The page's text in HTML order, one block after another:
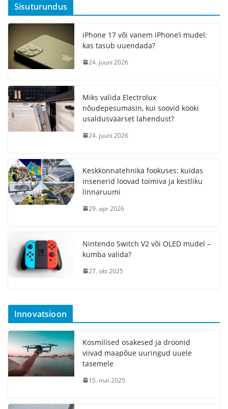
Sisuturundus
iPhone 17 või vanem iPhone’i mudel:
kas tasub uuendada?
24. juuni 2026
Miks valida Electrolux
nõudepesumasin, kui soovid kööki
usaldusväärset lahendust?
24. juuni 2026
Keskkonnatehnika fookuses: kuidas
insenerid loovad toimiva ja kestliku
linnaruumi
29. apr 2026
Nintendo Switch V2 või OLED mudel –
kumba valida?
27. okt 2025
Innovatsioon
Kosmilised osakesed ja droonid
viivad maapõue uuringud uuele
tasemele
15. mai 2025